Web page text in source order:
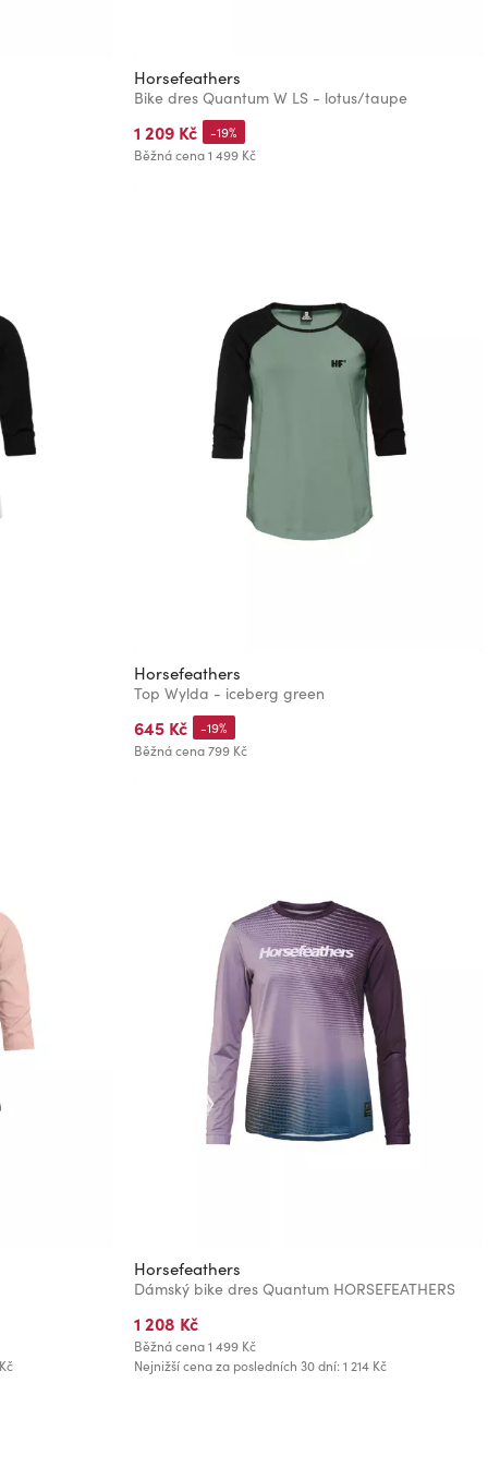
Horsefeathers
Bike dres Quantum W LS - lotus/taupe
1 209 Kč
Běžná cena1 499 Kč
-19%
Horsefeathers
Top Wylda - iceberg green
645 Kč
Běžná cena799 Kč
-19%
Horsefeathers
Dámský bike dres Quantum HORSEFEATHERS
1 208 Kč
Běžná cena1 499 Kč
Nejnižší cena za posledních 30 dní: 1 214 Kč